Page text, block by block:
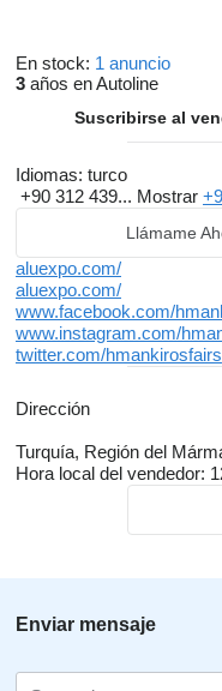
En stock: 1 anuncio
3 años en Autoline
Suscribirse al
Idiomas: turco
+90 312 439... Mostrar
Llámame
aluexpo.com/
aluexpo.com/
www.facebook.com/
www.instagram.com/
twitter.com/hmankirosfairs
Dirección
Turquía, Región del
Hora local del vendedor:
Enviar mensaje